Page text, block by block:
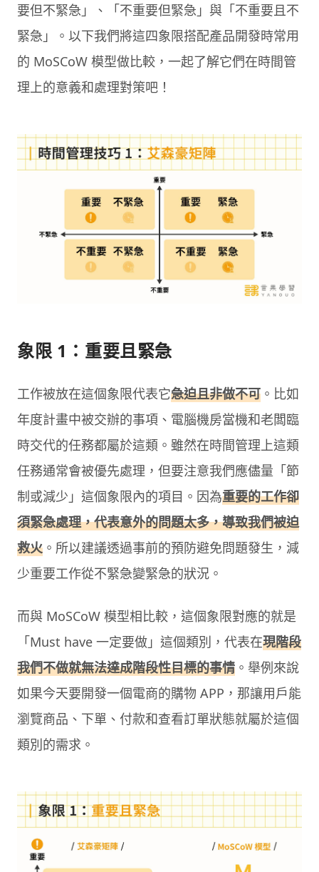
要但不緊急」、「不重要但緊急」與「不重要且不
緊急」。以下我們將這四象限搭配產品開發時常用
的 MoSCoW 模型做比較，一起了解它們在時間管
理上的意義和處理對策吧！
象限 1：重要且緊急
工作被放在這個象限代表它急迫且非做不可 。比如
年度計畫中被交辦的事項、電腦機房當機和老闆臨
時交代的任務都屬於這類。雖然在時間管理上這類
任務通常會被優先處理，但要注意我們應儘量「節
制或減少」這個象限內的項目。因為重要的工作卻
須緊急處理，代表意外的問題太多，導致我們被迫
救火 。所以建議透過事前的預防避免問題發生，減
少重要工作從不緊急變緊急的狀況。
而與 MoSCoW 模型相比較，這個象限對應的就是
「Must have 一定要做」這個類別，代表在現階段
我們不做就無法達成階段性目標的事情 。舉例來說
如果今天要開發一個電商的購物 APP，那讓用戶能
瀏覽商品、下單、付款和查看訂單狀態就屬於這個
類別的需求。